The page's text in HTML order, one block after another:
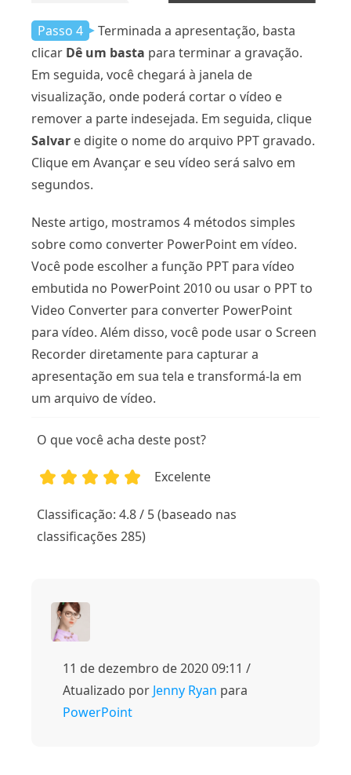
Passo 4
Terminada a apresentação, basta
clicar Dê um basta para terminar a gravação.
Em seguida, você chegará à janela de
visualização, onde poderá cortar o vídeo e
remover a parte indesejada. Em seguida, clique
Salvar e digite o nome do arquivo PPT gravado.
Clique em Avançar e seu vídeo será salvo em
segundos.
Neste artigo, mostramos 4 métodos simples
sobre como converter PowerPoint em vídeo.
Você pode escolher a função PPT para vídeo
embutida no PowerPoint 2010 ou usar o PPT to
Video Converter para converter PowerPoint
para vídeo. Além disso, você pode usar o Screen
Recorder diretamente para capturar a
apresentação em sua tela e transformá-la em
um arquivo de vídeo.
O que você acha deste post?
Excelente
Classificação: 4.8 / 5 (baseado nas
classificações 285)
11 de dezembro de 2020 09:11 /
Atualizado por Jenny Ryan para
PowerPoint